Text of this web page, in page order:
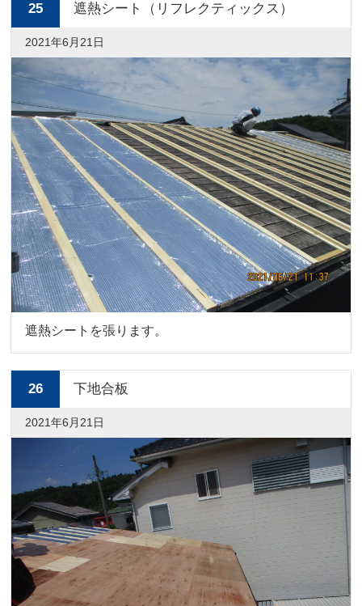
25 遮熱シート（リフレクティックス）
2021年6月21日
遮熱シートを張ります。
26 下地合板
2021年6月21日